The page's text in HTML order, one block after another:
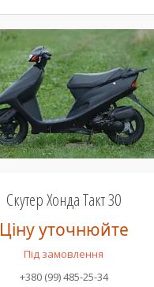
Скутер Хонда Такт 30
Ціну уточнюйте
Під замовлення
+380 (99) 485-25-34